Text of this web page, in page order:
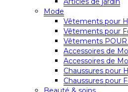
Mode
Vêtements pour
Vêtements pour
Vêtements
Accessoires de
Accessoires de
Chaussures pour
Chaussures pour